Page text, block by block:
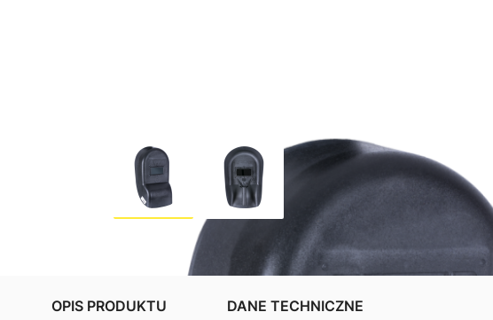
OPIS PRODUKTU DANE TECHNICZNE